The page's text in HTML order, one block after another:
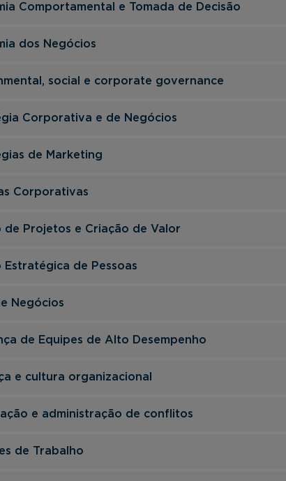
Comportamental e Tomada de Decisão
dos Negócios
social e corporate governance
Corporativa e de Negócios
de Marketing
Corporativas
de Projetos e Criação de Valor
Estratégica de Pessoas
Negócios
de Equipes de Alto Desempenho
e cultura organizacional
e administração de conflitos
de Trabalho